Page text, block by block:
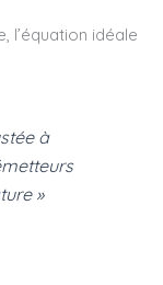
l’équation idéale
à
»